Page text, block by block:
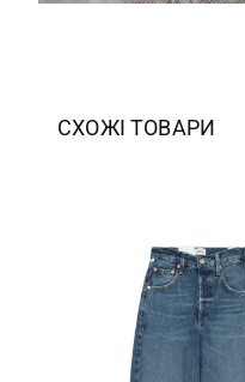
СХОЖІ ТОВАРИ